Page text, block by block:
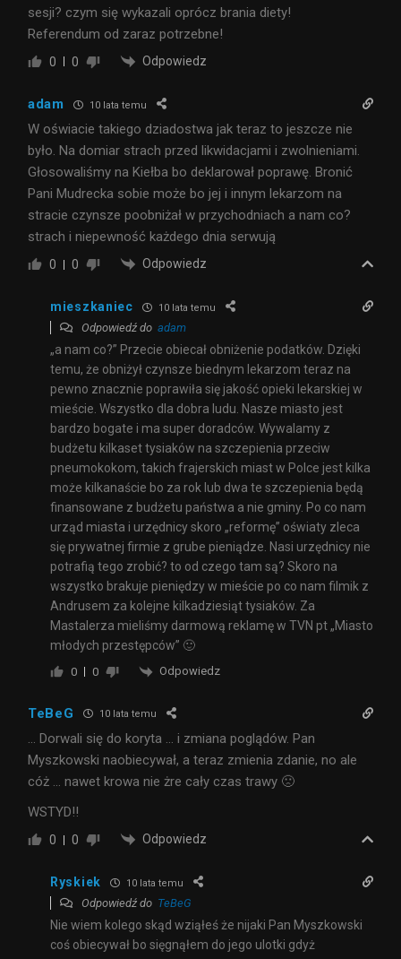
sesji? czym się wykazali oprócz brania diety!
Referendum od zaraz potrzebne!
0 0 Odpowiedz
adam 10 lata temu
W oświacie takiego dziadostwa jak teraz to jeszcze nie
było. Na domiar strach przed likwidacjami i zwolnieniami.
Głosowaliśmy na Kiełba bo deklarował poprawę. Bronić
Pani Mudrecka sobie może bo jej i innym lekarzom na
stracie czynsze poobniżał w przychodniach a nam co?
strach i niepewność każdego dnia serwują
0 0 Odpowiedz
mieszkaniec 10 lata temu
Odpowiedź do adam
„a nam co?” Przecie obiecał obniżenie podatków. Dzięki
temu, że obniżył czynsze biednym lekarzom teraz na
pewno znacznie poprawiła się jakość opieki lekarskiej w
mieście. Wszystko dla dobra ludu. Nasze miasto jest
bardzo bogate i ma super doradców. Wywalamy z
budżetu kilkaset tysiaków na szczepienia przeciw
pneumokokom, takich frajerskich miast w Polce jest kilka
może kilkanaście bo za rok lub dwa te szczepienia będą
finansowane z budżetu państwa a nie gminy. Po co nam
urząd miasta i urzędnicy skoro „reformę” oświaty zleca
się prywatnej firmie z grube pieniądze. Nasi urzędnicy nie
potrafią tego zrobić? to od czego tam są? Skoro na
wszystko brakuje pieniędzy w mieście po co nam filmik z
Andrusem za kolejne kilkadziesiąt tysiaków. Za
Mastalerza mieliśmy darmową reklamę w TVN pt „Miasto
młodych przestępców” 🙂
0 0 Odpowiedz
TeBeG 10 lata temu
… Dorwali się do koryta … i zmiana poglądów. Pan
Myszkowski naobiecywał, a teraz zmienia zdanie, no ale
cóż … nawet krowa nie żre cały czas trawy 🙁
WSTYD!!
0 0 Odpowiedz
Ryskiek 10 lata temu
Odpowiedź do TeBeG
Nie wiem kolego skąd wziąłeś że nijaki Pan Myszkowski
coś obiecywał bo sięgnąłem do jego ulotki gdyż